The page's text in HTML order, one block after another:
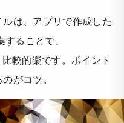
は、アプリで作成した
ることで、
較的楽です。ポイント
がコツ。